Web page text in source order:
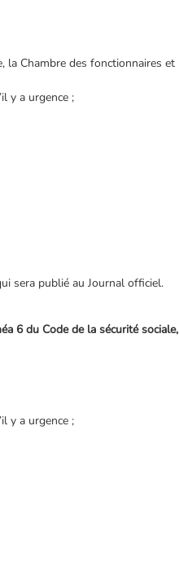
la Chambre des fonctionnaires et
y a urgence ;
sera publié au Journal officiel.
6 du Code de la sécurité sociale,
y a urgence ;